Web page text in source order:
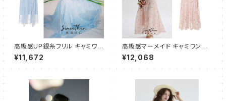
高級感UP銀糸フリル キャミワン
ピース フレア ロング
¥11,672
高級感マーメイド キャミワンピ
ース ロング
¥12,068